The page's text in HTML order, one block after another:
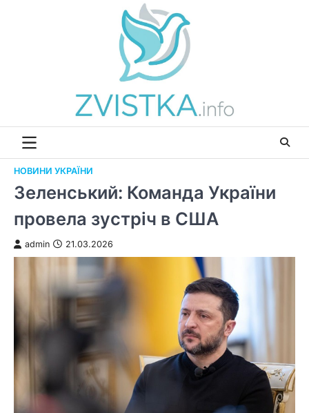
НОВИНИ УКРАЇНИ
Зеленський: Команда України
провела зустріч в США
admin 21.03.2026